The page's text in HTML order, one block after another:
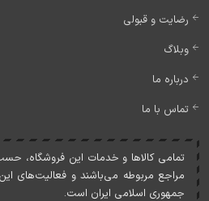
رضایت و قبولی
وبلاگ
درباره ما
تماس با ما
تمامی کالاها و خدمات اين فروشگاه،
مراجع مربوطه می‌باشند و فعاليت‌های
جمهوری اسلامی ايران است.